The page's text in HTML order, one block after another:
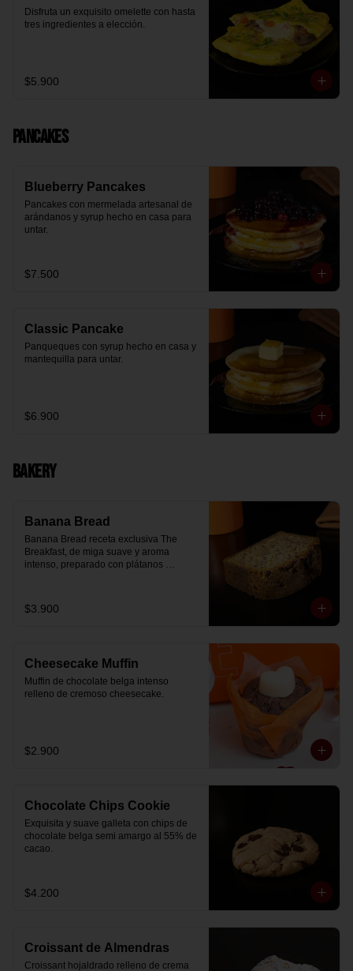
Disfruta un exquisito omelette con hasta
tres ingredientes a elección.
$5.900
Pancakes
Blueberry Pancakes
Pancakes con mermelada artesanal de
arándanos y syrup hecho en casa para
untar.
$7.500
Classic Pancake
Panqueques con syrup hecho en casa y
mantequilla para untar.
$6.900
Bakery
Banana Bread
Banana Bread receta exclusiva The
Breakfast, de miga suave y aroma
intenso, preparado con plátanos
$3.900
Cheesecake Muffin
Muffin de chocolate belga intenso
relleno de cremoso cheesecake.
$2.900
Chocolate Chips Cookie
Exquisita y suave galleta con chips de
chocolate belga semi amargo al 55% de
cacao.
$4.200
Croissant de Almendras
Croissant hojaldrado relleno de crema